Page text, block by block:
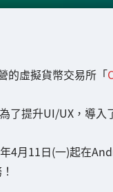
的虛擬貨幣交易所「
了提升UI/UX，導
4月11日(一)起在